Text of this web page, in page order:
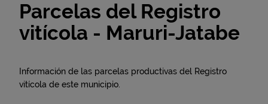
Parcelas del Registro
vitícola - Maruri-Jatabe
Información de las parcelas productivas del Registro
vitícola de este municipio.